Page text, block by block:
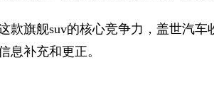
款旗舰suv的核心竞争力，盖世汽
息补充和更正。